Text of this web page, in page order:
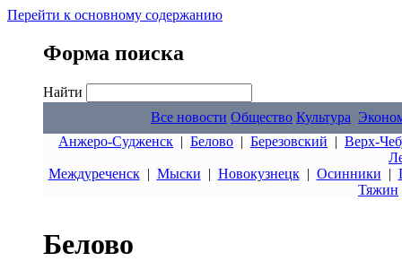
Перейти к основному содержанию
Форма поиска
Найти
Все новости Общество Культура
Анжеро-Судженск | Белово | Березовский | Верх-
Междуреченск| Мыски | Новокузнецк| Осинники |
Тяжин
Белово